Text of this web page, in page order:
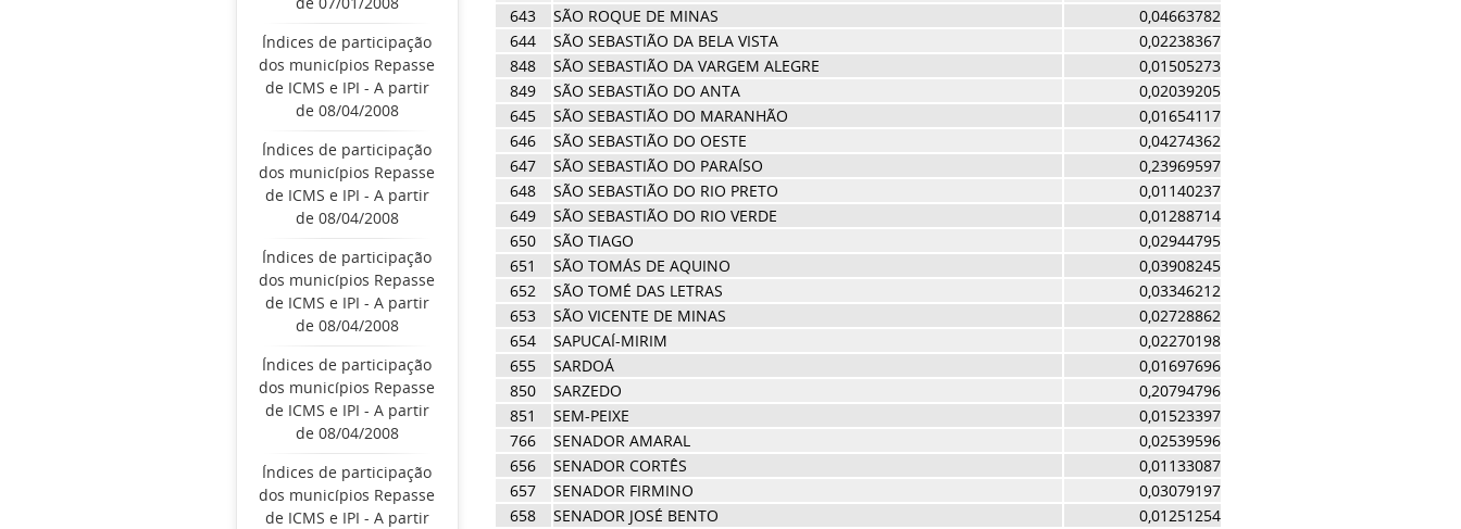
Índices de participação
dos municípios Repasse
de ICMS e IPI - A partir
de 08/04/2008
Índices de participação
dos municípios Repasse
de ICMS e IPI - A partir
de 08/04/2008
Índices de participação
dos municípios Repasse
de ICMS e IPI - A partir
de 08/04/2008
Índices de participação
dos municípios Repasse
de ICMS e IPI - A partir
de 08/04/2008
Índices de participação
dos municípios Repasse
de ICMS e IPI - A partir
643
SÃO ROQUE DE MINAS
0,04663782
644
SÃO SEBASTIÃO DA BELA VISTA
0,02238367
848
SÃO SEBASTIÃO DA VARGEM ALEGRE
0,01505273
849
SÃO SEBASTIÃO DO ANTA
0,02039205
645
SÃO SEBASTIÃO DO MARANHÃO
0,01654117
646
SÃO SEBASTIÃO DO OESTE
0,04274362
647
SÃO SEBASTIÃO DO PARAÍSO
0,23969597
648
SÃO SEBASTIÃO DO RIO PRETO
0,01140237
649
SÃO SEBASTIÃO DO RIO VERDE
0,01288714
650
SÃO TIAGO
0,02944795
651
SÃO TOMÁS DE AQUINO
0,03908245
652
SÃO TOMÉ DAS LETRAS
0,03346212
653
SÃO VICENTE DE MINAS
0,02728862
654
SAPUCAÍ-MIRIM
0,02270198
655
SARDOÁ
0,01697696
850
SARZEDO
0,20794796
851
SEM-PEIXE
0,01523397
766
SENADOR AMARAL
0,02539596
656
SENADOR CORTÊS
0,01133087
657
SENADOR FIRMINO
0,03079197
658
SENADOR JOSÉ BENTO
0,01251254